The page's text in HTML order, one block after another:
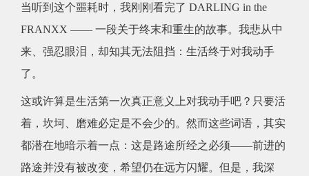
当听到这个噩耗时，我刚刚看完了 DARLING in the
FRANXX —— 一段关于终末和重生的故事。我悲从中
来、强忍眼泪，却知其无法阻挡：生活终于对我动手
了。
这或许算是生活第一次真正意义上对我动手吧？只要活
着，坎坷、磨难必定是不会少的。然而这些词语，其实
都潜在地暗示着一点：这是路途所经之必须——前进的
路途并没有被改变，希望仍在远方闪耀。但是，我深